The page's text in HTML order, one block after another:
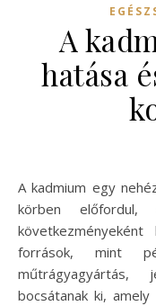
A
hatása
A kadmium egy nehézfém, amely a természetben széles
körben
források, mint
műtrágyagyártás,
bocsátanak ki,